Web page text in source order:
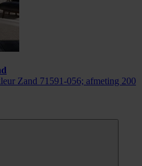
Zand 71591-056; afmeting 200